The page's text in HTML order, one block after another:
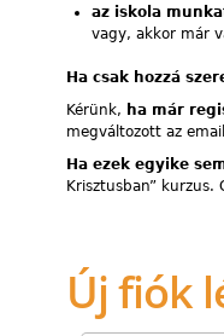
az iskola
vagy, akkor már
Ha csak hozzá
Kérünk, ha már
megváltozott az
Ha ezek egyike
Krisztusban” kurzus.
Új fiók